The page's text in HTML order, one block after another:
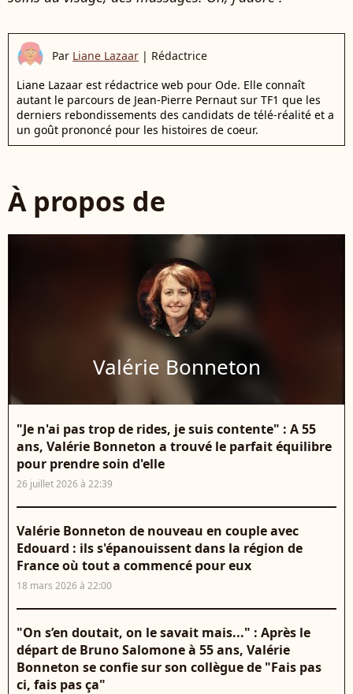
Par Liane Lazaar | Rédactrice
Liane Lazaar est rédactrice web pour Ode. Elle connaît
autant le parcours de Jean-Pierre Pernaut sur TF1 que les
derniers rebondissements des candidats de télé-réalité et a
un goût prononcé pour les histoires de coeur.
À propos de
Valérie Bonneton
"Je n'ai pas trop de rides, je suis contente" : A 55
ans, Valérie Bonneton a trouvé le parfait équilibre
pour prendre soin d'elle
26 juillet 2026 à 22:39
Valérie Bonneton de nouveau en couple avec
Edouard : ils s'épanouissent dans la région de
France où tout a commencé pour eux
18 mars 2026 à 22:00
"On s’en doutait, on le savait mais..." : Après le
départ de Bruno Salomone à 55 ans, Valérie
Bonneton se confie sur son collègue de "Fais pas
ci, fais pas ça"